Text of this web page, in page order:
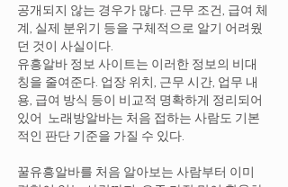
공개되지 않는 경우가 많다. 근무 조건, 급여 체
계, 실제 분위기 등을 구체적으로 알기 어려웠
던 것이 사실이다.
유흥알바 정보 사이트는 이러한 정보의 비대
칭을 줄여준다. 업장 위치, 근무 시간, 업무 내
용, 급여 방식 등이 비교적 명확하게 정리되어
있어 노래방알바는 처음 접하는 사람도 기본
적인 판단 기준을 가질 수 있다.
꿀유흥알바를 처음 알아보는 사람부터 이미